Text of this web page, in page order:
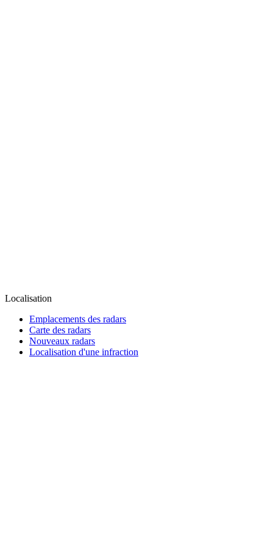
Localisation
Emplacements des radars
Carte des radars
Nouveaux radars
Localisation d'une infraction